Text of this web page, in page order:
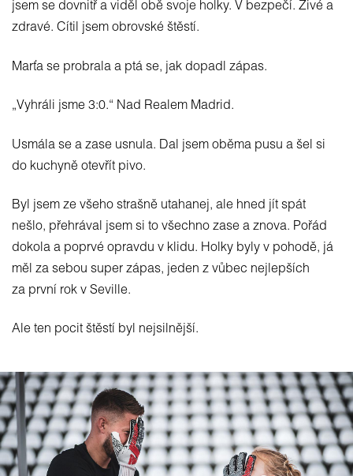
jsem se dovnitř a viděl obě svoje holky. V bezpečí. Živé a
zdravé. Cítil jsem obrovské štěstí.
Marťa se probrala a ptá se, jak dopadl zápas.
„Vyhráli jsme 3:0.“ Nad Realem Madrid.
Usmála se a zase usnula. Dal jsem oběma pusu a šel si
do kuchyně otevřít pivo.
Byl jsem ze všeho strašně utahanej, ale hned jít spát
nešlo, přehrával jsem si to všechno zase a znova. Pořád
dokola a poprvé opravdu v klidu. Holky byly v pohodě, já
měl za sebou super zápas, jeden z vůbec nejlepších
za první rok v Seville.
Ale ten pocit štěstí byl nejsilnější.